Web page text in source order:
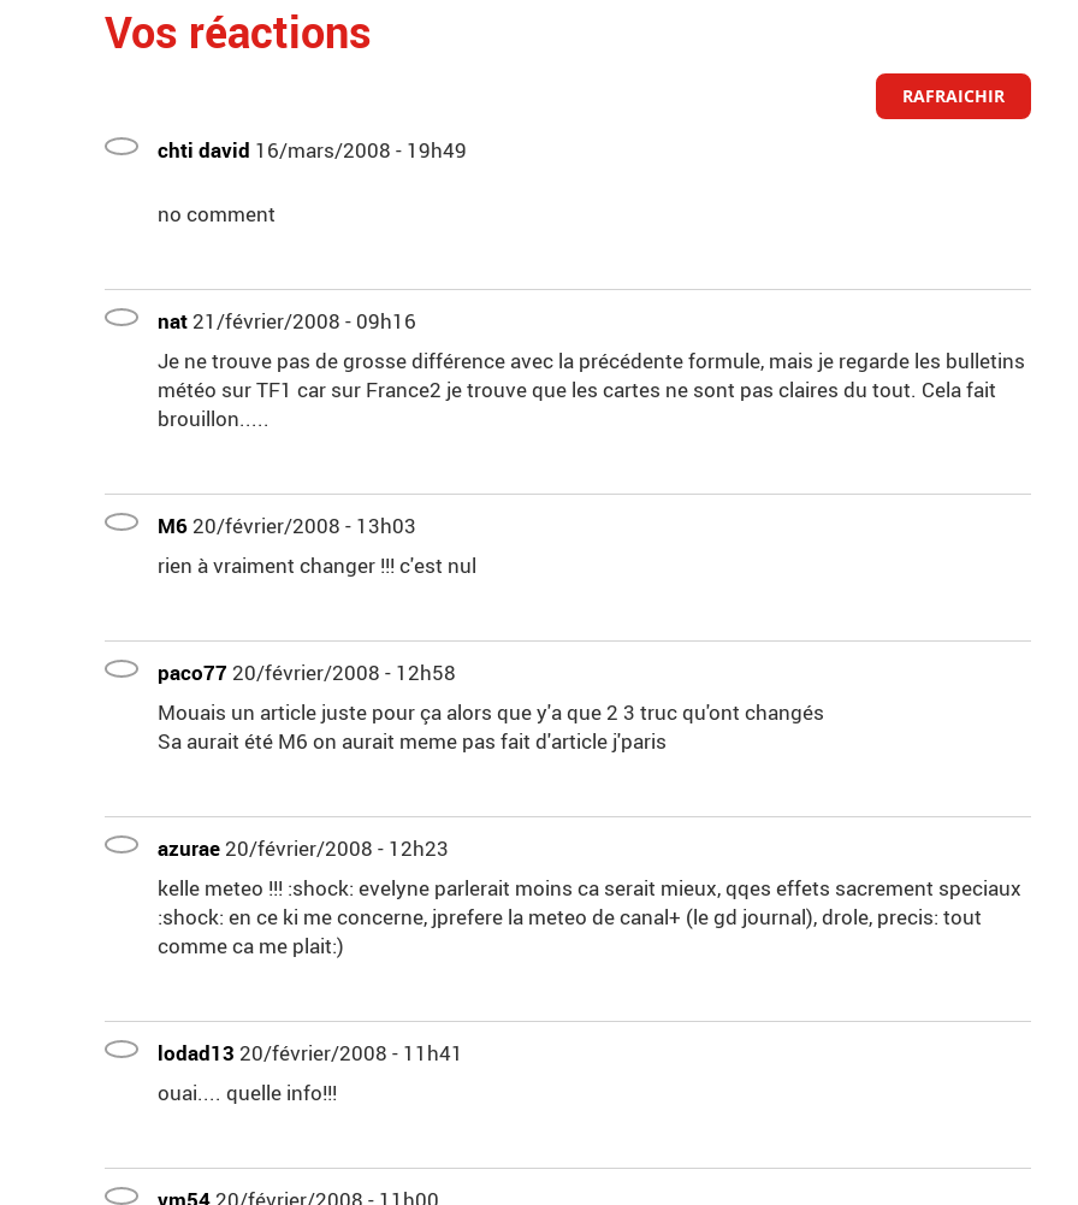
Vos réactions
RAFRAICHIR
chti david 16/mars/2008 - 19h49
no comment
nat 21/février/2008 - 09h16
Je ne trouve pas de grosse différence avec la précédente formule, mais je regarde les bulletins
météo sur TF1 car sur France2 je trouve que les cartes ne sont pas claires du tout. Cela fait
brouillon.....
M6 20/février/2008 - 13h03
rien à vraiment changer !!! c'est nul
paco77 20/février/2008 - 12h58
Mouais un article juste pour ça alors que y'a que 2 3 truc qu'ont changés
Sa aurait été M6 on aurait meme pas fait d'article j'paris
azurae 20/février/2008 - 12h23
kelle meteo !!! :shock: evelyne parlerait moins ca serait mieux, qqes effets sacrement speciaux
:shock: en ce ki me concerne, jprefere la meteo de canal+ (le gd journal), drole, precis: tout
comme ca me plait:)
lodad13 20/février/2008 - 11h41
ouai.... quelle info!!!